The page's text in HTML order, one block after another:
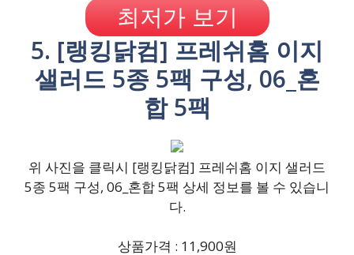
최저가 보기
5. [랭킹닭컴] 프레쉬홈 이지
샐러드 5종 5팩 구성, 06_혼
합 5팩
위 사진을 클릭시 [랭킹닭컴] 프레쉬홈 이지 샐러드
5종 5팩 구성, 06_혼합 5팩 상세 정보를 볼 수 있습니
다.
상품가격 : 11,900원